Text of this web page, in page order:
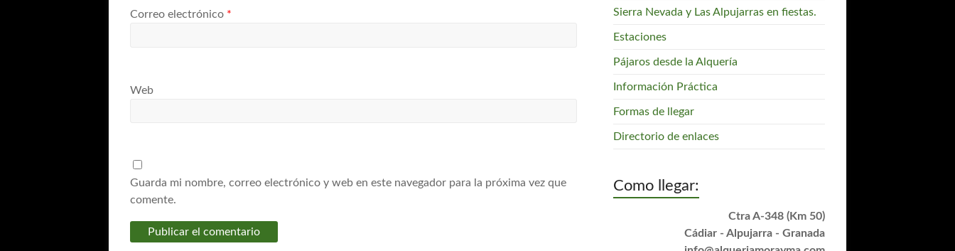
Correo electrónico *
Web
Guarda mi nombre, correo electrónico y web en este navegador para la próxima vez que
comente.
Sierra Nevada y Las Alpujarras en fiestas.
Estaciones
Pájaros desde la Alquería
Información Práctica
Formas de llegar
Directorio de enlaces
Como llegar:
Ctra A-348 (Km 50)
Cádiar - Alpujarra - Granada